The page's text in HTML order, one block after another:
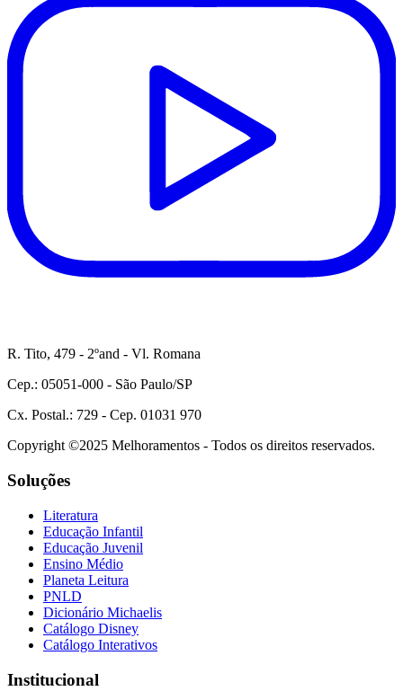
R. Tito, 479 - 2ºand - Vl. Romana
Cep.: 05051-000 - São Paulo/SP
Cx. Postal.: 729 - Cep. 01031 970
Copyright ©2025 Melhoramentos - Todos os direitos reservados.
Soluções
Literatura
Educação Infantil
Educação Juvenil
Ensino Médio
Planeta Leitura
PNLD
Dicionário Michaelis
Catálogo Disney
Catálogo Interativos
Institucional